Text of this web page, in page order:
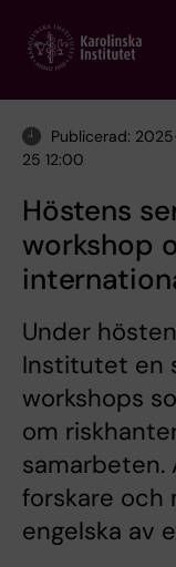
main
Publicerad:
25 12:00
Höstens
workshop
Under
Institutet en
workshops
om
forskare och
engelska av